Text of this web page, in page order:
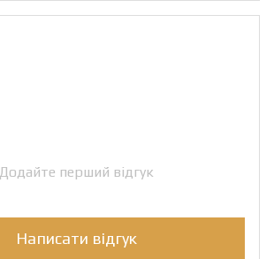
Додайте перший відгук
Написати відгук